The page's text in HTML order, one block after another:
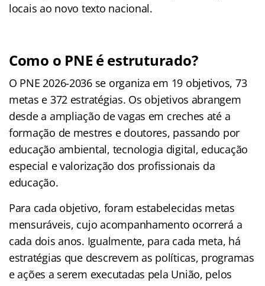
locais ao novo texto nacional.
Como o PNE é estruturado?
O PNE 2026-2036 se organiza em 19 objetivos, 73
metas e 372 estratégias. Os objetivos abrangem
desde a ampliação de vagas em creches até a
formação de mestres e doutores, passando por
educação ambiental, tecnologia digital, educação
especial e valorização dos profissionais da
educação.
Para cada objetivo, foram estabelecidas metas
mensuráveis, cujo acompanhamento ocorrerá a
cada dois anos. Igualmente, para cada meta, há
estratégias que descrevem as políticas, programas
e ações a serem executadas pela União, pelos